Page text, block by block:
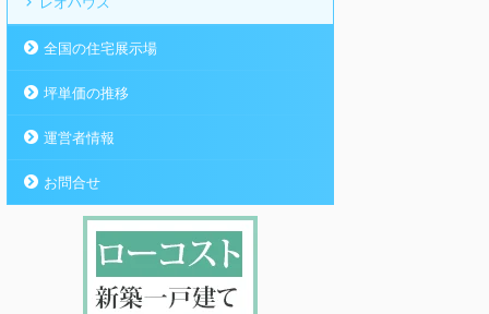
全国の住宅展示場
坪単価の推移
運営者情報
お問合せ